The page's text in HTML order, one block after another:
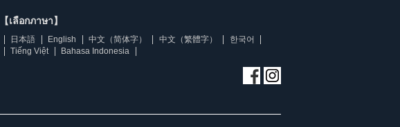
【เลือกภาษา】
日本語 English 中文（简体字） 中文（繁體字）
한국어
Tiếng Việt
Bahasa Indonesia